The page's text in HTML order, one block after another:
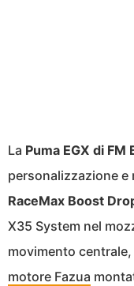
La Puma EGX di FM
personalizzazione e
RaceMax Boost
X35 System nel
movimento centrale,
motore Fazua